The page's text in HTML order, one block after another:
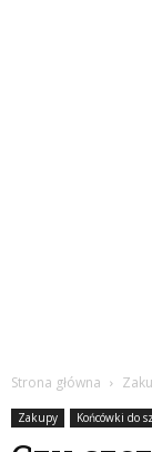
Strona główna
Zakupy Końcówki do